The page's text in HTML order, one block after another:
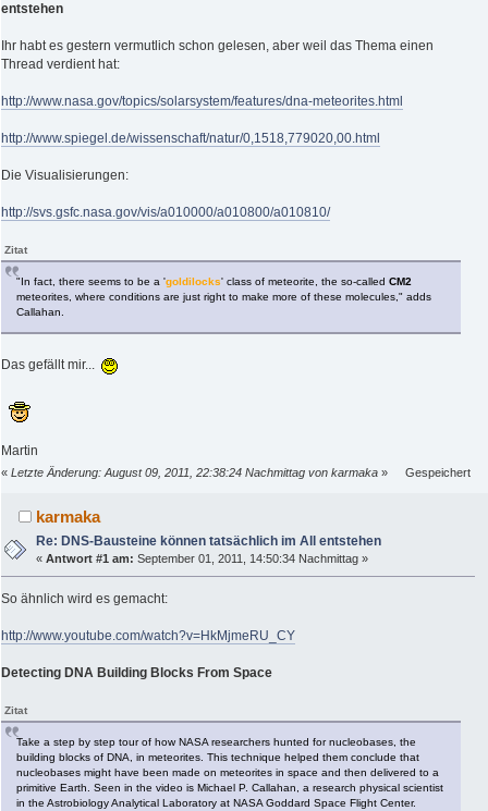
entstehen
Ihr habt es gestern vermutlich schon gelesen, aber weil das Thema einen
Thread verdient hat:
http://www.nasa.gov/topics/solarsystem/features/dna-meteorites.html
http://www.spiegel.de/wissenschaft/natur/0,1518,779020,00.html
Die Visualisierungen:
http://svs.gsfc.nasa.gov/vis/a010000/a010800/a010810/
Zitat
"In fact, there seems to be a 'goldilocks' class of meteorite, the so-called CM2
meteorites, where conditions are just right to make more of these molecules," adds
Callahan.
Das gefällt mir...
Martin
« Letzte Änderung: August 09, 2011, 22:38:24 Nachmittag von karmaka » Gespeichert
karmaka
Re: DNS-Bausteine können tatsächlich im All entstehen
«Antwort #1 am: September 01, 2011, 14:50:34 Nachmittag »
So ähnlich wird es gemacht:
http://www.youtube.com/watch?v=HkMjmeRU_CY
Detecting DNA Building Blocks From Space
Zitat
Take a step by step tour of how NASA researchers hunted for nucleobases, the
building blocks of DNA, in meteorites. This technique helped them conclude that
nucleobases might have been made on meteorites in space and then delivered to a
primitive Earth. Seen in the video is Michael P. Callahan, a research physical scientist
in the Astrobiology Analytical Laboratory at NASA Goddard Space Flight Center.